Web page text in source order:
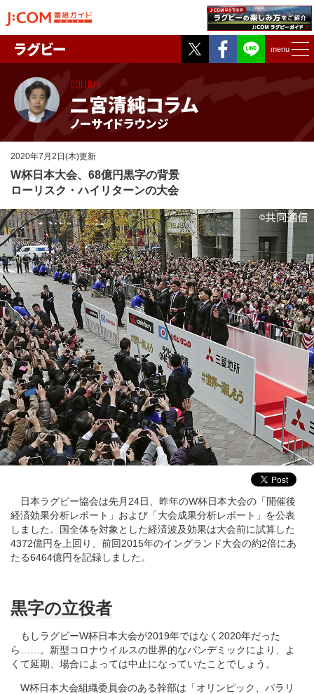
Twitter
Facebook
menu
ラグビー
二宮清純コラム
ノーサイドラウンジ
COLUMN
2020年7月2日(木)更新
W杯日本大会、68億円黒字の背景
ローリスク・ハイリターンの大会
日本ラグビー協会は先月24日、昨年のW杯日本大会の「開催後
経済効果分析レポート」および「大会成果分析レポート」を公表
しました。国全体を対象とした経済波及効果は大会前に試算した
4372億円を上回り、前回2015年のイングランド大会の約2倍にあ
たる6464億円を記録しました。
黒字の立役者
もしラグビーW杯日本大会が2019年ではなく2020年だった
ら……。新型コロナウイルスの世界的なパンデミックにより、よ
くて延期、場合によっては中止になっていたことでしょう。
W杯日本大会組織委員会のある幹部は「オリンピック、パラリ